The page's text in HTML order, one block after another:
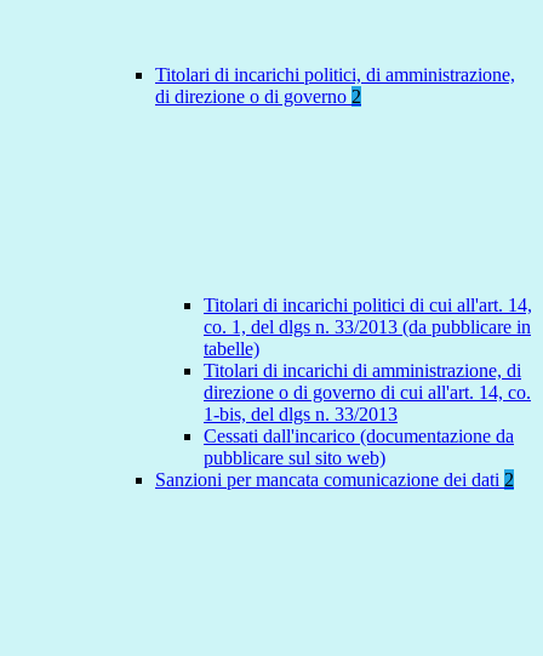
Titolari di incarichi politici, di amministrazione,
di direzione o di governo 2
Titolari di incarichi politici di cui all'art. 14,
co. 1, del dlgs n. 33/2013 (da pubblicare in
tabelle)
Titolari di incarichi di amministrazione, di
direzione o di governo di cui all'art. 14, co.
1-bis, del dlgs n. 33/2013
Cessati dall'incarico (documentazione da
pubblicare sul sito web)
Sanzioni per mancata comunicazione dei dati 2